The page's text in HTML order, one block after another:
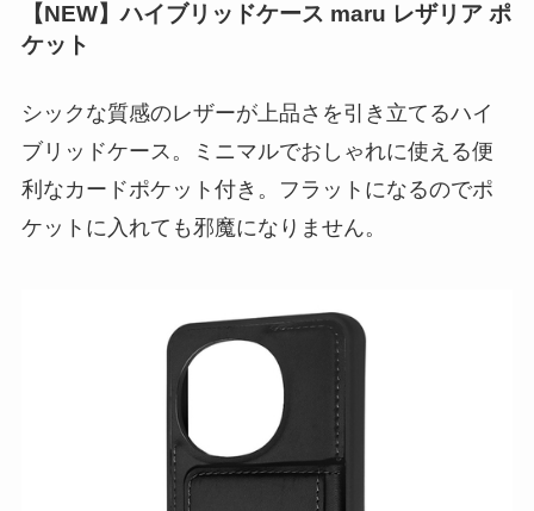
【NEW】ハイブリッドケース maru レザリア ポ
ケット
シックな質感のレザーが上品さを引き立てるハイ
ブリッドケース。ミニマルでおしゃれに使える便
利なカードポケット付き。フラットになるのでポ
ケットに入れても邪魔になりません。